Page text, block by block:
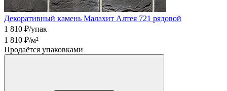
Декоративный камень Малахит Алтея 721 рядовой
1 810 ₽/упак
1 810 ₽/м²
Продаётся упаковками